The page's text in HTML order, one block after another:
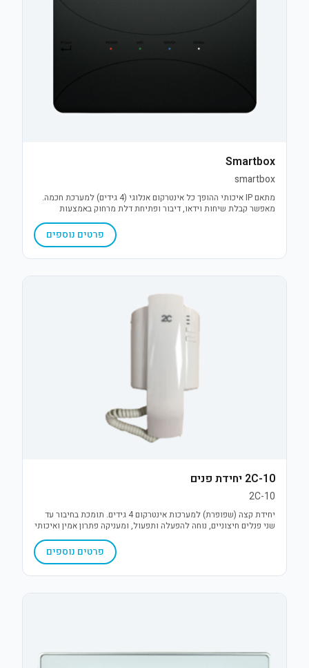
Smartbox
smartbox
מתאם IP איכותי ההופך כל אינטרקום אנלוגי (4 גידים) למערכת חכמה.
מאפשר קבלת שיחות וידאו, דיבור ופתיחת דלת מרחוק באמצעות
פרטים נוספים
2C-10 יחידת פנים
2C-10
יחידת קצה (שפופרת) למערכות אינטרקום 4 גידים. תומכת בחיבור עד
שני פנלים חיצוניים, נוחה להפעלה ותפעול, ומעניקה פתרון אמין ואיכותי
פרטים נוספים